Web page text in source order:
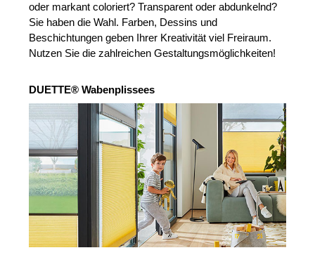
oder markant coloriert? Transparent oder abdunkelnd?
Sie haben die Wahl. Farben, Dessins und
Beschichtungen geben Ihrer Kreativität viel Freiraum.
Nutzen Sie die zahlreichen Gestaltungsmöglichkeiten!
DUETTE® Wabenplissees